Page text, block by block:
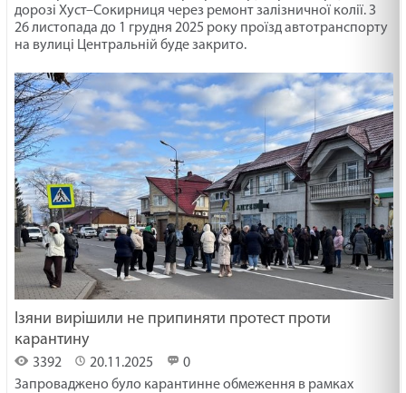
дорозі Хуст–Сокирниця через ремонт залізничної колії. З
26 листопада до 1 грудня 2025 року проїзд автотранспорту
на вулиці Центральній буде закрито.
Ізяни вирішили не припиняти протест проти
карантину
3392 20.11.2025
0
Запроваджено було карантинне обмеження в рамках